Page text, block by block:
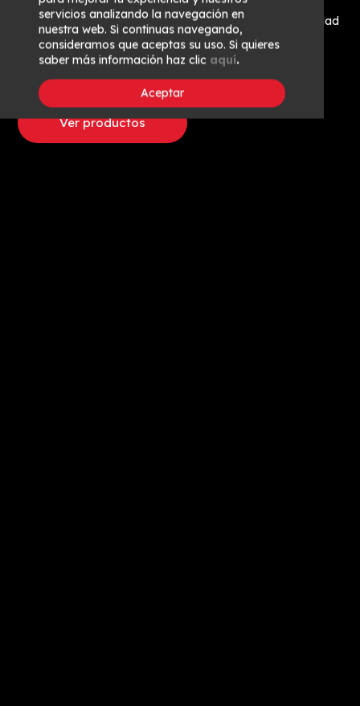
Desde Vacum Carnes de Lujo queremos dar la oportunidad
de disfrutar de las mejores carnes directamente en tu
domicilio. Carnes de vacuno españolpremiumy de las
mejores razas autóctonas de laPenínsula Ibérica
Ver productos
servicios analizando la navegación en
nuestra web. Si continuas navegando,
consideramos que aceptas su uso. Si quieres
saber más información haz clic aquí.
Aceptar